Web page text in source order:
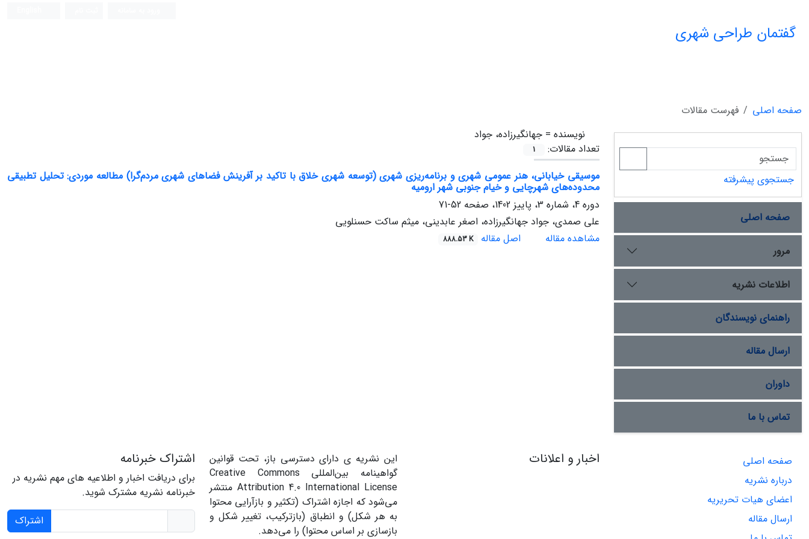
گفتمان طراحی شهری
صفحه اصلی
فهرست مقالات
نویسنده = جهانگیرزاده، جواد
تعداد مقالات:
1
موسیقی خیابانی، هنر عمومی شهری و برنامه‌ریزی شهری (توسعه شهری خلاق با تاکید بر آفرینش فضاهای شهری مردم‌گرا) مطالعه موردی: تحلیل تطبیقی
محدوده‌های شهرچایی و خیام جنوبی شهر ارومیه
دوره 4، شماره 3، پاییز 1402، صفحه
52-71
علی صمدی، جواد جهانگیرزاده، اصغر عابدینی، میثم ساکت حسنلویی
مشاهده مقاله
اصل مقاله 888.53 K
جستجوی پیشرفته
صفحه اصلی
مرور
اطلاعات نشریه
راهنمای نویسندگان
ارسال مقاله
داوران
تماس با ما
صفحه اصلی
درباره نشریه
اعضای هیات تحریریه
ارسال مقاله
اخبار و اعلانات
این نشریه ی دارای دسترسی باز، تحت قوانین
گواهینامه بین‌المللی Creative Commons
Attribution 4.0 International License منتشر
می‌شود که اجازه اشتراک (تکثیر و بازآرایی محتوا
به هر شکل) و انطباق (بازترکیب، تغییر شکل و
بازسازی بر اساس محتوا) را می‌دهد.
اشتراک خبرنامه
برای دریافت اخبار و اطلاعیه های مهم نشریه در
خبرنامه نشریه مشترک شوید.
اشتراک